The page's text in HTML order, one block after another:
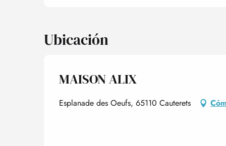
Ubicación
MAISON ALIX
Esplanade des Oeufs, 65110 Cauterets